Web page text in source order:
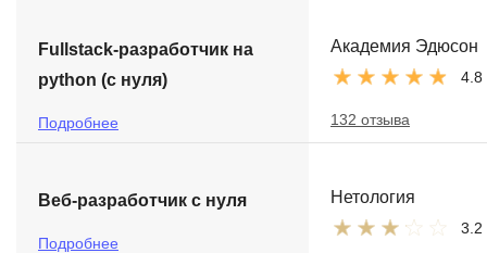
Fullstack-разработчик на
python (с нуля)
Подробнее
Академия Эдюсон
4.8
132 отзыва
Веб-разработчик с нуля
Подробнее
Нетология
3.2